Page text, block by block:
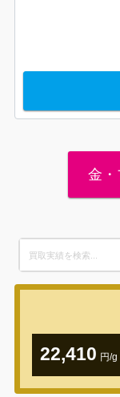
金・
for:
22,410 円/g